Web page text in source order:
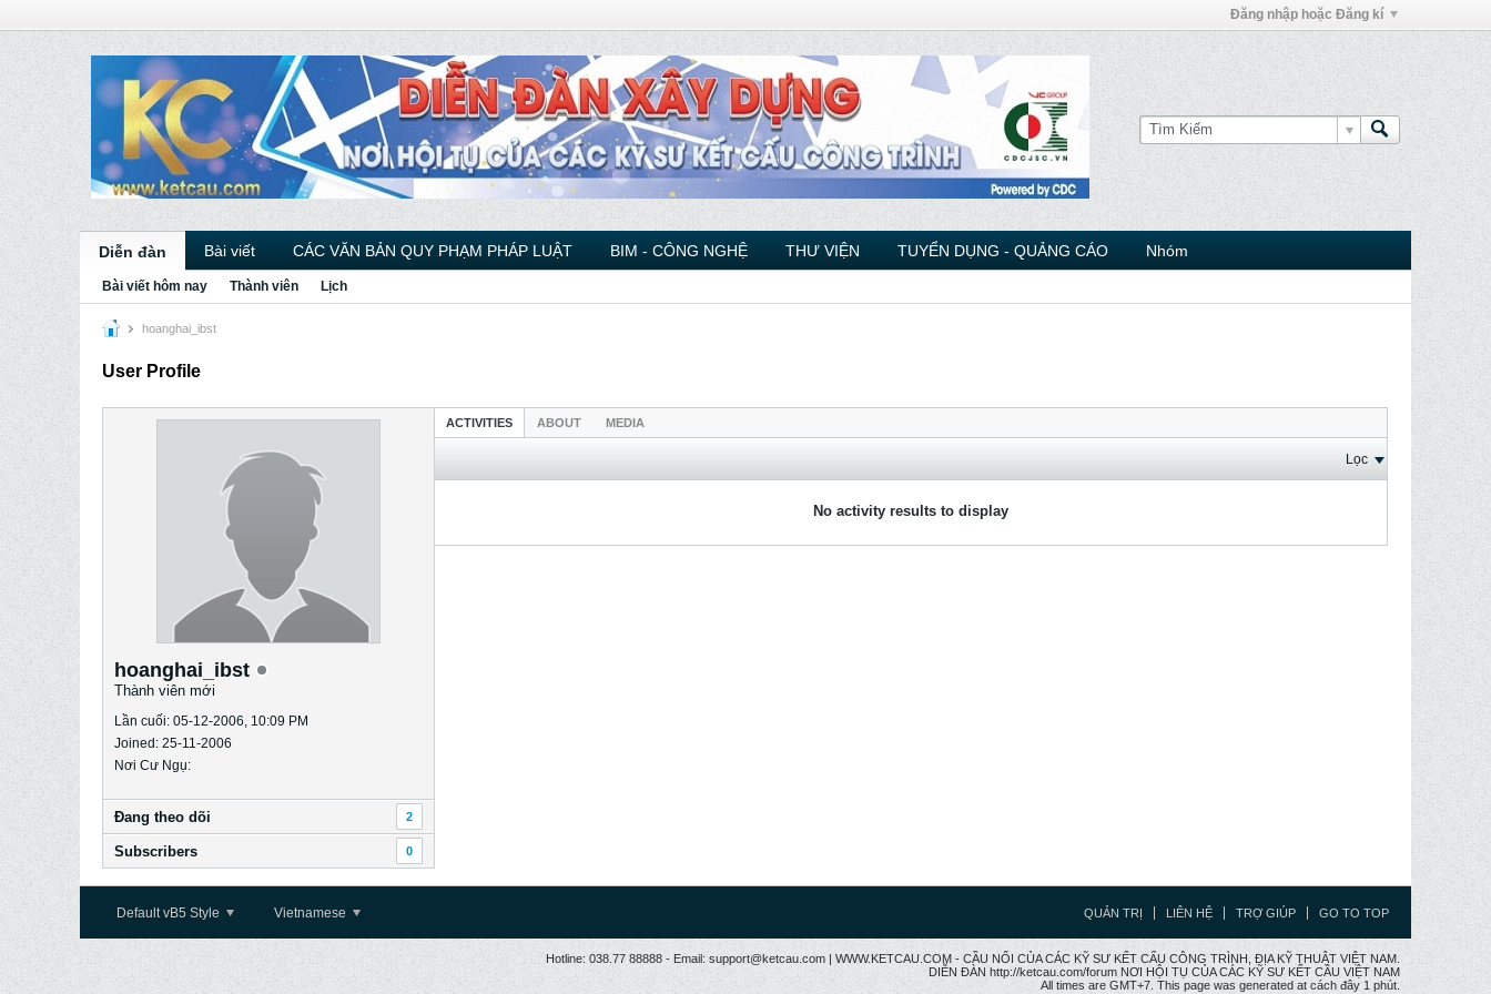
Đăng nhập hoặc Đăng kí
Diễn đàn Bài viết CÁC VĂN BẢN QUY PHẠM PHÁP LUẬT BIM - CÔNG NGHỆ THƯ VIỆN TUYỂN DỤNG - QUẢNG CÁO Nhóm
Bài viết hôm nay Thành viên Lịch
hoanghai_ibst
User Profile
hoanghai_ibst
Thành viên mới
Lần cuối: 05-12-2006, 10:09 PM
Joined: 25-11-2006
Nơi Cư Ngụ:
Ðang theo dõi 2
Subscribers 0
ACTIVITIES ABOUT MEDIA
Lọc
No activity results to display
Default vB5 Style Vietnamese QUẢN TRỊ LIÊN HỆ TRỢ GIÚP GO TO TOP
Hotline: 038.77 88888 - Email: support@ketcau.com | WWW.KETCAU.COM - CẦU NỐI CỦA CÁC KỸ SƯ KẾT CẤU CÔNG TRÌNH, ĐỊA KỸ THUẬT VIỆT NAM.
DIỄN ĐÀN http://ketcau.com/forum NƠI HỘI TỤ CỦA CÁC KỸ SƯ KẾT CÂU VIỆT NAM
All times are GMT+7. This page was generated at cách đây 1 phút.